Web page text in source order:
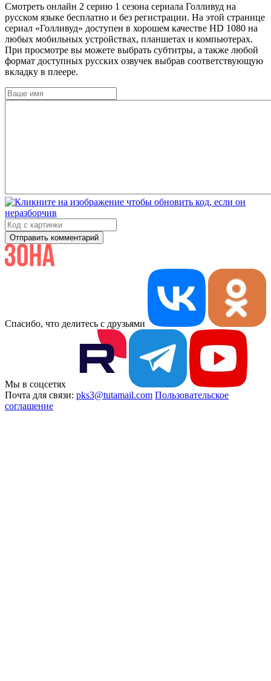
Cмотреть онлайн 2 серию 1 сезона сериала Голливуд на
русском языке бесплатно и без регистрации. На этой странице
сериал «Голливуд» доступен в хорошем качестве HD 1080 на
любых мобильных устройствах, планшетах и компьютерах.
При просмотре вы можете выбрать субтитры, а также любой
формат доступных русских озвучек выбрав соответствующую
вкладку в плеере.
Отправить комментарий
Спасибо, что делитесь с друзьями
Мы в соцсетях
Почта для связи: pks3@tutamail.com Пользовательское
соглашение